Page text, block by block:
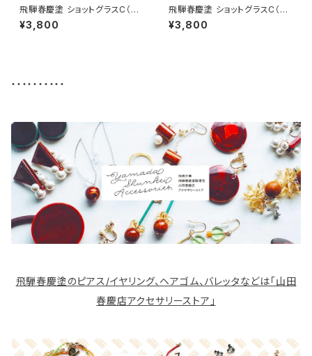
飛騨春慶塗 ショットグラスC（バ
ンブー）
¥3,800
飛騨春慶塗 ショットグラスC（バ
ンブー）紅
¥3,800
・・・・・・・・・・
飛騨春慶塗のピアス/イヤリング、ヘアゴム、バレッタなどは「山田
春慶店アクセサリーストア」